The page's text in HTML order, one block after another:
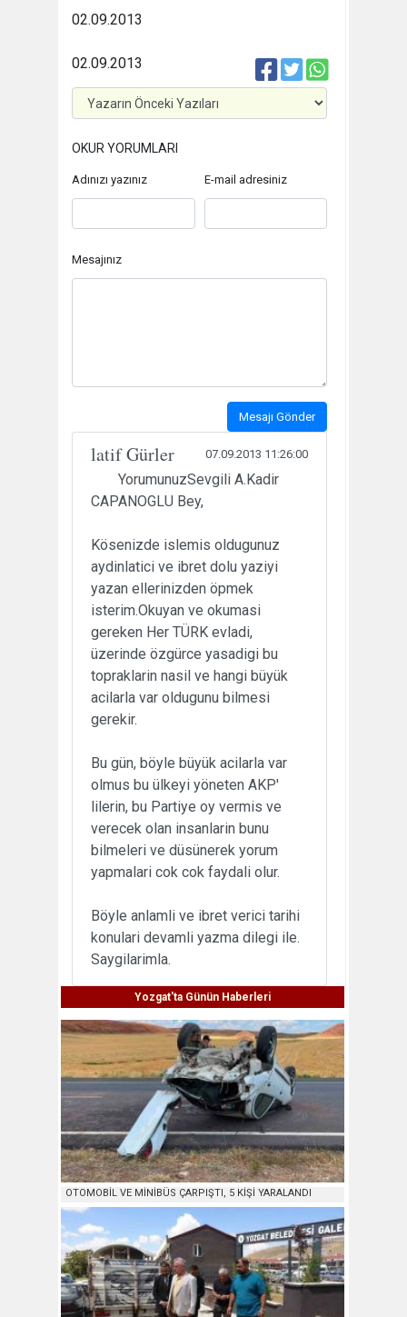
02.09.2013
02.09.2013
OKUR YORUMLARI
Adınızı yazınız E-mail adresiniz
Mesajınız
Mesajı Gönder
latif Gürler 07.09.2013 11:26:00
YorumunuzSevgili A.Kadir
CAPANOGLU Bey,
Kösenizde islemis oldugunuz
aydinlatici ve ibret dolu yaziyi
yazan ellerinizden öpmek
isterim.Okuyan ve okumasi
gereken Her TÜRK evladi,
üzerinde özgürce yasadigi bu
topraklarin nasil ve hangi büyük
acilarla var oldugunu bilmesi
gerekir.
Bu gün, böyle büyük acilarla var
olmus bu ülkeyi yöneten AKP'
lilerin, bu Partiye oy vermis ve
verecek olan insanlarin bunu
bilmeleri ve düsünerek yorum
yapmalari cok cok faydali olur.
Böyle anlamli ve ibret verici tarihi
konulari devamli yazma dilegi ile.
Saygilarimla.
Yozgat'ta Günün Haberleri
OTOMOBİL VE MİNİBÜS ÇARPIŞTI, 5 KİŞİ YARALANDI